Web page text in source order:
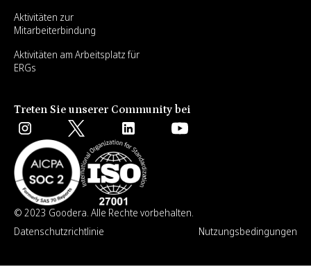
Aktivitäten zur
Mitarbeiterbindung
Aktivitäten am Arbeitsplatz für
ERGs
Treten Sie unserer Community bei
© 2023 Goodera. Alle Rechte vorbehalten.
Datenschutzrichtlinie
Nutzungsbedingungen